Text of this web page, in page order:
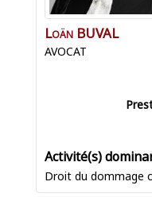
Loän BUVAL
AVOCAT
Droit du dommage